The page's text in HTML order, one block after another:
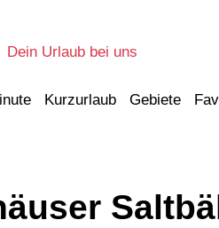
Dein Urlaub bei uns
Kurzurlaub Gebiete